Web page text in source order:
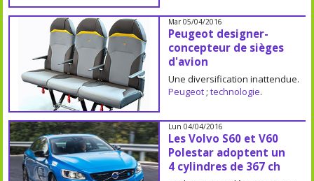
Mar 05/04/2016
Peugeot designer-
concepteur de sièges
d'avion
Une diversification inattendue.
Peugeot; technologie.
Lun 04/04/2016
Les Volvo S60 et V60
Polestar adoptent un
4 cylindres de 367 ch